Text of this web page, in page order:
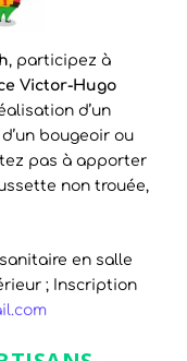
, participez à
Victor-Hugo
d’un
bougeoir ou
pas à apporter
non trouée,
en salle
; Inscription